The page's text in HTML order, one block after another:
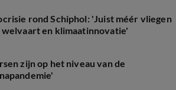
rond Schiphol: 'Juist méér vliegen
en klimaatinnovatie'
zijn op het niveau van de